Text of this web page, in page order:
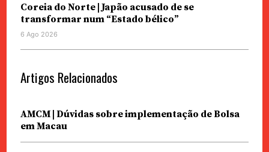
Coreia do Norte | Japão acusado de se
transformar num “Estado bélico”
6 Ago 2026
Artigos Relacionados
AMCM | Dúvidas sobre implementação de Bolsa
em Macau